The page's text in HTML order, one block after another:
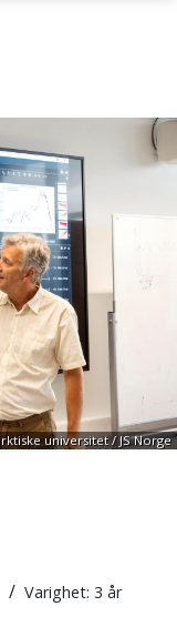
universitet / JS Norge
/ Varighet: 3 år